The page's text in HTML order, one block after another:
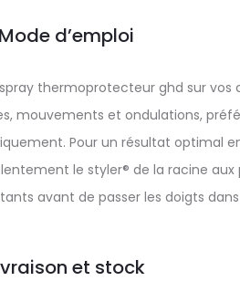
Mode d’emploi
thermoprotecteur ghd sur vos
mouvements et ondulations,
Pour un résultat optimal
le styler® de la racine aux
avant de passer les doigts
et stock